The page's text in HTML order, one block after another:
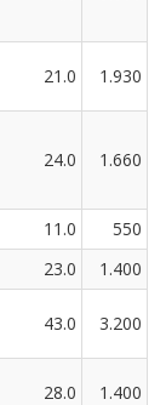
21.0 1.930
24.0 1.660
11.0
550
23.0
1.400
43.0 3.200
28.0 1.400